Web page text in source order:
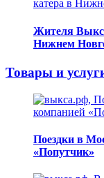
Жителя
Нижнем
Товары и
Поездки в
«Попутчик»